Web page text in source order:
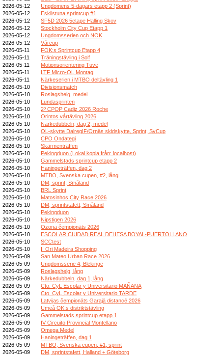
2026-05-12
Ungdomens 5-dagars etapp 2 (Sprint)
2026-05-12
Eskilstuna sprintcup #1
2026-05-12
SF5D 2026 5etape Halling Skov
2026-05-12
Stockholm City Cup Etapp 1
2026-05-12
Ungdomsserien och NOK
2026-05-12
Vårcup
2026-05-11
FOK:s Sprintcup Etapp 4
2026-05-11
Träningstävling i Solf
2026-05-11
Motionsorientering Tuve
2026-05-11
LTF Micro-OL Montag
2026-05-11
Närkeserien i MTBO deltävling 1
2026-05-10
Divisionsmatch
2026-05-10
Roslagshelg, medel
2026-05-10
Lundasprinten
2026-05-10
2º CPOP Cadiz 2026 Roche
2026-05-10
Orintos vårtävling 2026
2026-05-10
Närkedubbeln, dag 2, medel
2026-05-10
OL-skytte DalregIF/Ornäs skidskytte, Sprint, SvCup
2026-05-10
CPO Ondategi
2026-05-10
Skärmenträffen
2026-05-10
Pekingduon (Lokal kopia från: localhost)
2026-05-10
Gammelstads sprintcup etapp 2
2026-05-10
Haningeträffen, dag 2
2026-05-10
MTBO, Svenska cupen, #2, lång
2026-05-10
DM, sprint, Småland
2026-05-10
BRL Sprint
2026-05-10
Matosinhos City Race 2026
2026-05-10
DM, sprintstafett, Småland
2026-05-10
Pekingduon
2026-05-10
Nipstigen 2026
2026-05-10
Ozona čempionāts 2026
2026-05-10
ESCOLAR CUIDAD REAL DEHESA BOYAL-PUERTOLLANO
2026-05-10
SCCtest
2026-05-10
II Ori Madeira Shopping
2026-05-09
San Mateo Urban Race 2026
2026-05-09
Ungdomsserie 4, Blekinge
2026-05-09
Roslagshelg, lång
2026-05-09
Närkedubbeln, dag 1, lång
2026-05-09
Cto. CyL Escolar y Universitario MAÑANA
2026-05-09
Cto. CyL Escolar y Universitario TARDE
2026-05-09
Latvijas čempionāts Garajā distancē 2026
2026-05-09
Umeå OK:s distriktstävling
2026-05-09
Gammelstads sprintcup etapp 1
2026-05-09
IV Circuito Provincial Montellano
2026-05-09
Omega Medel
2026-05-09
Haningeträffen, dag 1
2026-05-09
MTBO, Svenska cupen, #1, sprint
2026-05-09
DM, sprintstafett, Halland + Göteborg